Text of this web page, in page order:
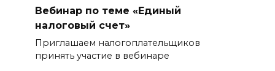
Вебинар по теме «Единый
налоговый счет»
Приглашаем налогоплательщиков
принять участие в вебинаре